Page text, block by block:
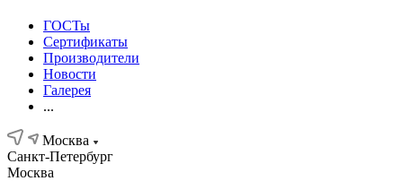
ГОСТы
Сертификаты
Производители
Новости
Галерея
...
Москва
Санкт-Петербург
Москва